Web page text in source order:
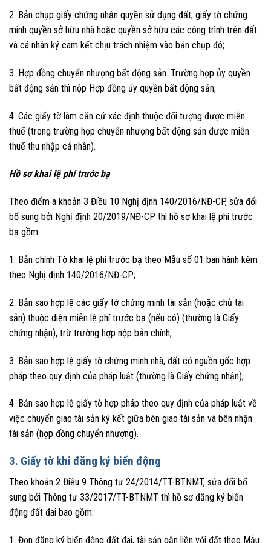
2. Bản chụp giấy chứng nhận quyền sử dụng đất, giấy tờ chứng
minh quyền sở hữu nhà hoặc quyền sở hữu các công trình trên đất
và cá nhân ký cam kết chịu trách nhiệm vào bản chụp đó;
3. Hợp đồng chuyển nhượng bất động sản. Trường hợp ủy quyền
bất động sản thì nộp Hợp đồng ủy quyền bất động sản;
4. Các giấy tờ làm căn cứ xác định thuộc đối tượng được miễn
thuế (trong trường hợp chuyển nhượng bất động sản được miễn
thuế thu nhập cá nhân).
Hồ sơ khai lệ phí trước bạ
Theo điểm a khoản 3 Điều 10 Nghị định 140/2016/NĐ-CP, sửa đổi
bổ sung bởi Nghị định 20/2019/NĐ-CP thì hồ sơ khai lệ phí trước
bạ gồm:
1. Bản chính Tờ khai lệ phí trước bạ theo Mẫu số 01 ban hành kèm
theo Nghị định 140/2016/NĐ-CP;
2. Bản sao hợp lệ các giấy tờ chứng minh tài sản (hoặc chủ tài
sản) thuộc diện miễn lệ phí trước bạ (nếu có) (thường là Giấy
chứng nhận), trừ trường hợp nộp bản chính;
3. Bản sao hợp lệ giấy tờ chứng minh nhà, đất có nguồn gốc hợp
pháp theo quy định của pháp luật (thường là Giấy chứng nhận);
4. Bản sao hợp lệ giấy tờ hợp pháp theo quy định của pháp luật về
việc chuyển giao tài sản ký kết giữa bên giao tài sản và bên nhận
tài sản (hợp đồng chuyển nhượng).
3. Giấy tờ khi đăng ký biến động
Theo khoản 2 Điều 9 Thông tư 24/2014/TT-BTNMT, sửa đổi bổ
sung bởi Thông tư 33/2017/TT-BTNMT thì hồ sơ đăng ký biến
động đất đai bao gồm:
1. Đơn đăng ký biến động đất đai, tài sản gắn liền với đất theo Mẫu